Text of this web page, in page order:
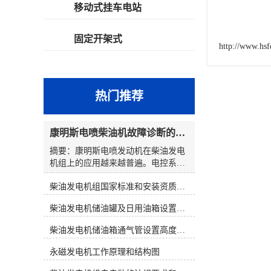
http://
移动式挂车电站
固定开架式
热门推荐
康明斯电喷柴油机故障诊断的解决思路
摘要：康明斯电喷发动机在柴油发电
机组上的应用越来越普遍。电控系统
在提高柴油发电机组性能的同时，也
使发动机的故障诊断变得复杂起来。
码，大多数都能判明故障可能发生的
原因和部位。然而，在对发电机组维
修时，若仅仅靠故障代码寻找故障，
往往会出现判断上的失误。因此，在
对电控发电机组进行维修时应综合分
柴油发电机组国家标准和安装资质要求
柴油发电机储油罐及日用油箱设置要求
柴油发电机储油箱通气管设置高度和做法
永磁发电机工作原理和结构图